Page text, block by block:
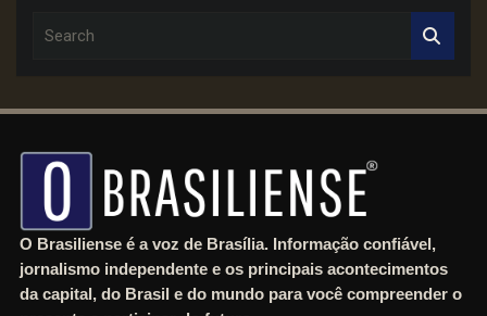
c
O Brasiliense é a voz de Brasília. Informação confiável,
jornalismo independente e os principais acontecimentos
da capital, do Brasil e do mundo para você compreender o